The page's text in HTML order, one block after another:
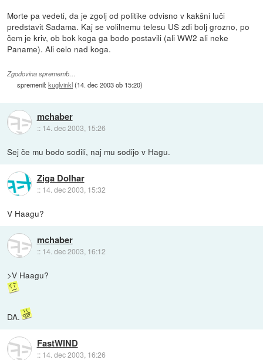
Morte pa vedeti, da je zgolj od politike odvisno v kakšni luči
predstavit Sadama. Kaj se volilnemu telesu US zdi bolj grozno, po
čem je kriv, ob bok koga ga bodo postavili (ali WW2 ali neke
Paname). Ali celo nad koga.
Zgodovina sprememb…
spremenil:kuglvinkl(14. dec 2003 ob 15:20)
mchaber
:: 14. dec 2003, 15:26
Sej če mu bodo sodili, naj mu sodijo v Hagu.
Ziga Dolhar
:: 14. dec 2003, 15:32
V Haagu?
mchaber
:: 14. dec 2003, 16:12
>V Haagu?
DA.
FastWIND
:: 14. dec 2003, 16:26